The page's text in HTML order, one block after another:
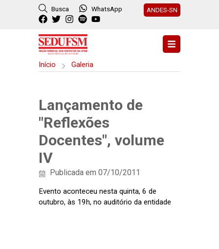
Busca WhatsApp ANDES-SN
Início Galeria
Lançamento de
"Reflexões
Docentes", volume
IV
Publicada em 07/10/2011
Evento aconteceu nesta quinta, 6 de
outubro, às 19h, no auditório da entidade